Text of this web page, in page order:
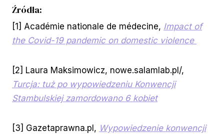
Źródła:
[1] Académie nationale de médecine, Impact of
the Covid-19 pandemic on domestic violence
[2] Laura Maksimowicz, nowe.salamlab.pl/,
Turcja: tuż po wypowiedzeniu Konwencji
Stambulskiej zamordowano 6 kobiet
[3] Gazetaprawna.pl, Wypowiedzenie konwencji